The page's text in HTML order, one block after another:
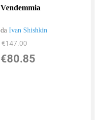
Vendemmia
daIvan Shishkin
€147.00
€80.85